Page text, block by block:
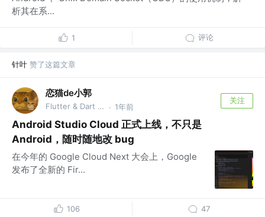
析其在系...
1 评论
针叶 赞了这篇文章
恋猫de小郭
Flutter & Dart GDE @🏆 掘金签约作者 · 1年前
关注
Android Studio Cloud 正式上线，不只是
Android，随时随地改 bug
在今年的 Google Cloud Next 大会上，Google
发布了全新的 Fir...
106 47